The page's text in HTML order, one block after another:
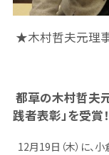
★木村哲夫元理
都草の木村哲夫
践者表彰」を受賞
12月19日（木）に